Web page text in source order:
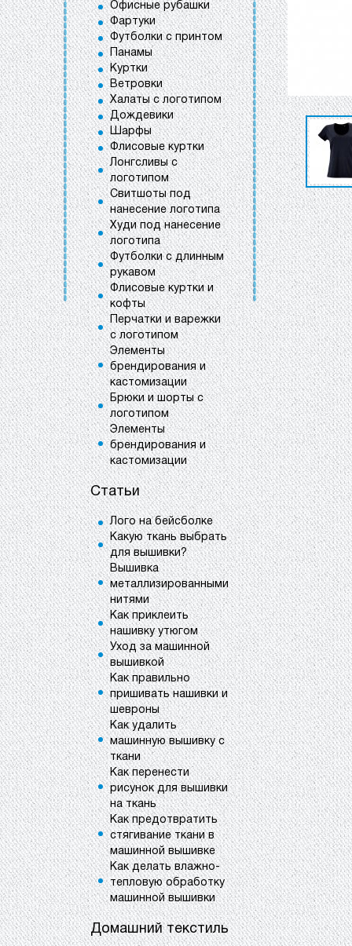
Офисные рубашки
Фартуки
Футболки с принтом
Панамы
Куртки
Ветровки
Халаты с логотипом
Дождевики
Шарфы
Флисовые куртки
Лонгсливы с
логотипом
Свитшоты под
нанесение логотипа
Худи под нанесение
логотипа
Футболки с длинным
рукавом
Флисовые куртки и
кофты
Перчатки и варежки
с логотипом
Элементы
брендирования и
кастомизации
Брюки и шорты с
логотипом
Элементы
брендирования и
кастомизации
Статьи
Лого на бейсболке
Какую ткань выбрать
для вышивки?
Вышивка
металлизированными
нитями
Как приклеить
нашивку утюгом
Уход за машинной
вышивкой
Как правильно
пришивать нашивки и
шевроны
Как удалить
машинную вышивку с
ткани
Как перенести
рисунок для вышивки
на ткань
Как предотвратить
стягивание ткани в
машинной вышивке
Как делать влажно-
тепловую обработку
машинной вышивки
Домашний текстиль